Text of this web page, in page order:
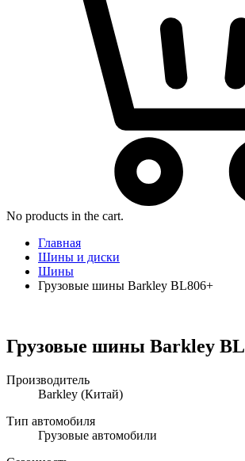
No products in the cart.
Главная
Шины и диски
Шины
Грузовые шины Barkley BL806+
Грузовые шины Barkley
Производитель
Barkley (Китай)
Тип автомобиля
Грузовые автомобили